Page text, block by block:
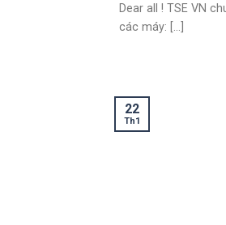
Dear all ! TSE VN
các máy: [...]
22
Th1